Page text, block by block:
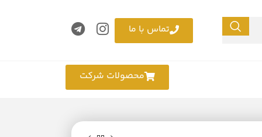
تماس با ما
محصولات شرکت